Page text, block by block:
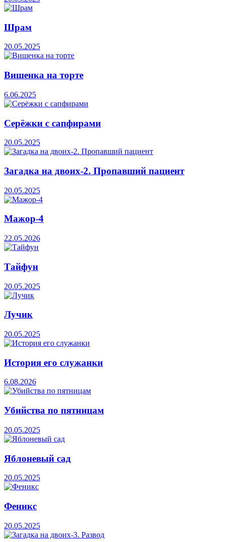
Шрам
20.05.2025
Вишенка на торте
6.06.2025
Серёжки с сапфирами
20.05.2025
Загадка на двоих-2. Пропавший пациент
20.05.2025
Мажор-4
22.05.2026
Тайфун
20.05.2025
Лучик
20.05.2025
История его служанки
6.08.2026
Убийства по пятницам
20.05.2025
Яблоневый сад
20.05.2025
Феникс
20.05.2025